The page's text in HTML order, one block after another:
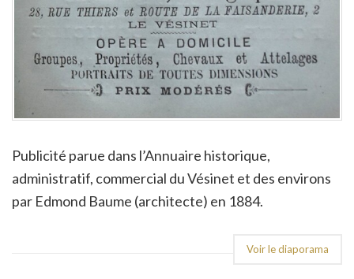
Publicité parue dans l’Annuaire historique,
administratif, commercial du Vésinet et des environs
par Edmond Baume (architecte) en 1884.
Voir le diaporama